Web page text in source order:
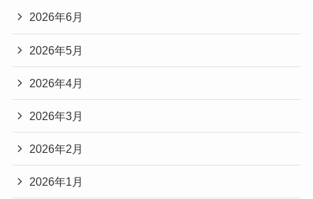
2026年6月
2026年5月
2026年4月
2026年3月
2026年2月
2026年1月